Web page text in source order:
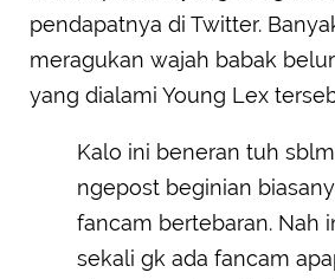
pendapatnya di Twitter.
meragukan wajah babak
yang dialami Young Lex
Kalo ini beneran tuh
ngepost beginian
fancam bertebaran. Nah
sekali gk ada fancam